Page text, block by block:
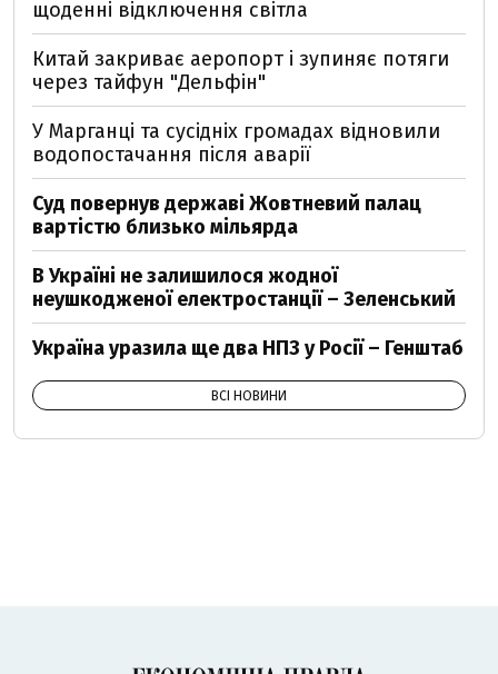
щоденні відключення світла
Китай закриває аеропорт і зупиняє потяги
через тайфун "Дельфін"
У Марганці та сусідніх громадах відновили
водопостачання після аварії
Суд повернув державі Жовтневий палац
вартістю близько мільярда
В Україні не залишилося жодної
неушкодженої електростанції – Зеленський
Україна уразила ще два НПЗ у Росії – Генштаб
ВСІ НОВИНИ